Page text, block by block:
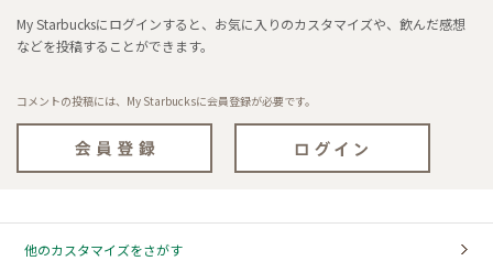
My Starbucksにログインすると、お気に入りのカスタマイズや、飲んだ感想
などを投稿することができます。
コメントの投稿には、My Starbucksに会員登録が必要です。
他のカスタマイズをさがす